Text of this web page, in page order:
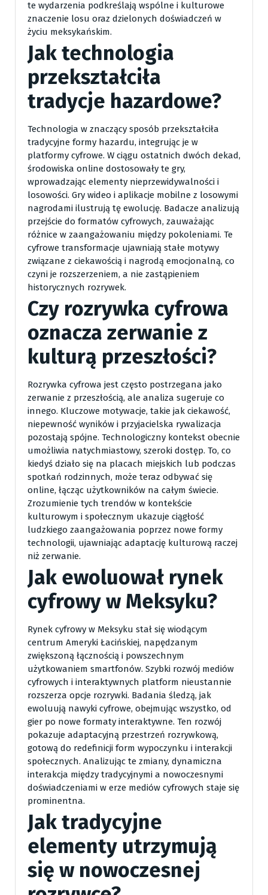
te wydarzenia podkreślają wspólne i kulturowe
znaczenie losu oraz dzielonych doświadczeń w
życiu meksykańskim.
Jak technologia
przekształciła
tradycje hazardowe?
Technologia w znaczący sposób przekształciła
tradycyjne formy hazardu, integrując je w
platformy cyfrowe. W ciągu ostatnich dwóch dekad,
środowiska online dostosowały te gry,
wprowadzając elementy nieprzewidywalności i
losowości. Gry wideo i aplikacje mobilne z losowymi
nagrodami ilustrują tę ewolucję. Badacze analizują
przejście do formatów cyfrowych, zauważając
różnice w zaangażowaniu między pokoleniami. Te
cyfrowe transformacje ujawniają stałe motywy
związane z ciekawością i nagrodą emocjonalną, co
czyni je rozszerzeniem, a nie zastąpieniem
historycznych rozrywek.
Czy rozrywka cyfrowa
oznacza zerwanie z
kulturą przeszłości?
Rozrywka cyfrowa jest często postrzegana jako
zerwanie z przeszłością, ale analiza sugeruje co
innego. Kluczowe motywacje, takie jak ciekawość,
niepewność wyników i przyjacielska rywalizacja
pozostają spójne. Technologiczny kontekst obecnie
umożliwia natychmiastowy, szeroki dostęp. To, co
kiedyś działo się na placach miejskich lub podczas
spotkań rodzinnych, może teraz odbywać się
online, łącząc użytkowników na całym świecie.
Zrozumienie tych trendów w kontekście
kulturowym i społecznym ukazuje ciągłość
ludzkiego zaangażowania poprzez nowe formy
technologii, ujawniając adaptację kulturową raczej
niż zerwanie.
Jak ewoluował rynek
cyfrowy w Meksyku?
Rynek cyfrowy w Meksyku stał się wiodącym
centrum Ameryki Łacińskiej, napędzanym
zwiększoną łącznością i powszechnym
użytkowaniem smartfonów. Szybki rozwój mediów
cyfrowych i interaktywnych platform nieustannie
rozszerza opcje rozrywki. Badania śledzą, jak
ewoluują nawyki cyfrowe, obejmując wszystko, od
gier po nowe formaty interaktywne. Ten rozwój
pokazuje adaptacyjną przestrzeń rozrywkową,
gotową do redefinicji form wypoczynku i interakcji
społecznych. Analizując te zmiany, dynamiczna
interakcja między tradycyjnymi a nowoczesnymi
doświadczeniami w erze mediów cyfrowych staje się
prominentna.
Jak tradycyjne
elementy utrzymują
się w nowoczesnej